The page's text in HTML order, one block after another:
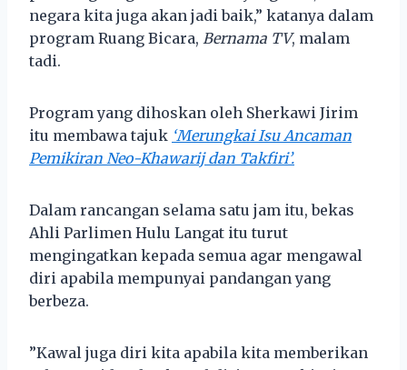
negara kita juga akan jadi baik,” katanya dalam
program Ruang Bicara, Bernama TV, malam
tadi.
Program yang dihoskan oleh Sherkawi Jirim
itu membawa tajuk ‘Merungkai Isu Ancaman
Pemikiran Neo-Khawarij dan Takfiri’.
Dalam rancangan selama satu jam itu, bekas
Ahli Parlimen Hulu Langat itu turut
mengingatkan kepada semua agar mengawal
diri apabila mempunyai pandangan yang
berbeza.
”Kawal juga diri kita apabila kita memberikan